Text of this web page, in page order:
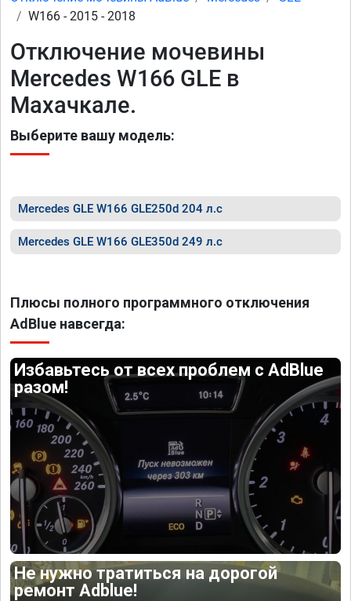
W166 - 2015 - 2018
Отключение мочевины
Mercedes W166 GLE в
Махачкале.
Выберите вашу модель:
Mercedes GLE W166 GLE250d 204 л.с
Mercedes GLE W166 GLE350d 249 л.с
Плюсы полного программного отключения
AdBlue навсегда:
Избавьтесь от всех проблем с AdBlue
разом!
Не нужно тратиться на дорогой
ремонт Adblue!